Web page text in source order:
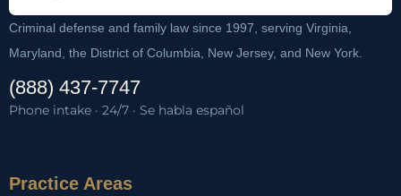
Criminal defense and family law since 1997, serving Virginia,
Maryland, the District of Columbia, New Jersey, and New York.
(888) 437-7747
Phone intake · 24/7 · Se habla español
Practice Areas